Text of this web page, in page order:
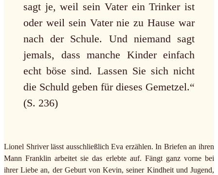
sagt je, weil sein Vater ein Trinker ist
oder weil sein Vater nie zu Hause war
nach der Schule. Und niemand sagt
jemals, dass manche Kinder einfach
echt böse sind. Lassen Sie sich nicht
die Schuld geben für dieses Gemetzel.“
(S. 236)
Lionel Shriver lässt ausschließlich Eva erzählen. In Briefen an ihren
Mann Franklin arbeitet sie das erlebte auf. Fängt ganz vorne bei
ihrer Liebe an, der Geburt von Kevin, seiner Kindheit und Jugend,